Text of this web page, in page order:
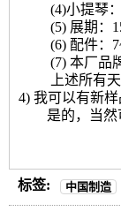
(4)小提琴：
(5) 展期：
(6) 配件：
(7) 本厂品牌
上述所有天数
4) 我可以有新样
是的，当然可
标签: 中国制造